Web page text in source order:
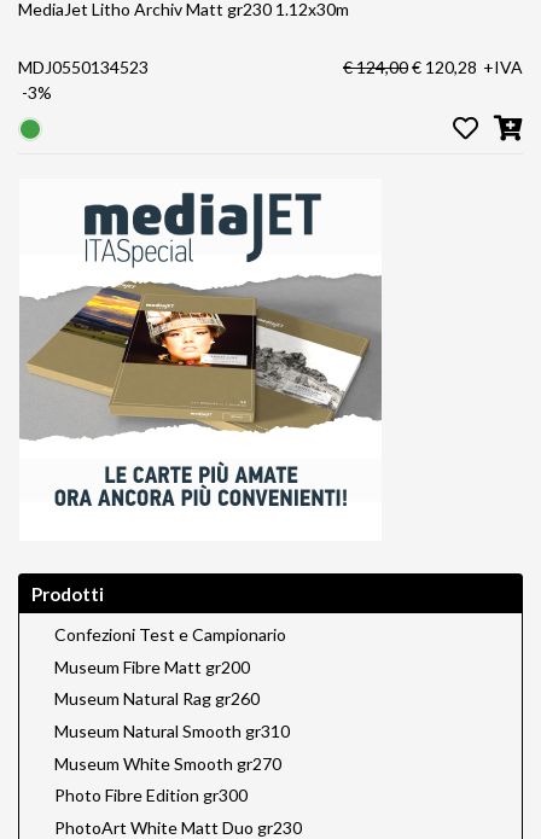
MediaJet Litho Archiv Matt gr230 1.12x30m
MDJ0550134523
-3%
€ 124,00€ 120,28 +IVA
Prodotti
Confezioni Test e Campionario
Museum Fibre Matt gr200
Museum Natural Rag gr260
Museum Natural Smooth gr310
Museum White Smooth gr270
Photo Fibre Edition gr300
PhotoArt White Matt Duo gr230